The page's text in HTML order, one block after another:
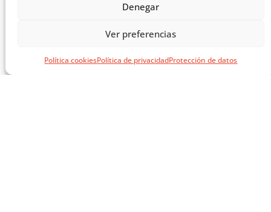
Denegar
Ver preferencias
Política cookiesPolítica de privacidadProtección de datos